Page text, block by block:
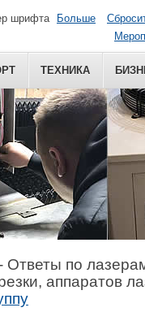
ТЕХНИКА
по
аппаратов
шрифта Больше